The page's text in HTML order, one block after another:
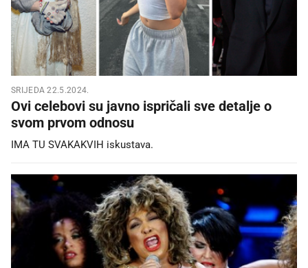
SRIJEDA 22.5.2024.
Ovi celebovi su javno ispričali sve detalje o
svom prvom odnosu
IMA TU SVAKAKVIH iskustava.